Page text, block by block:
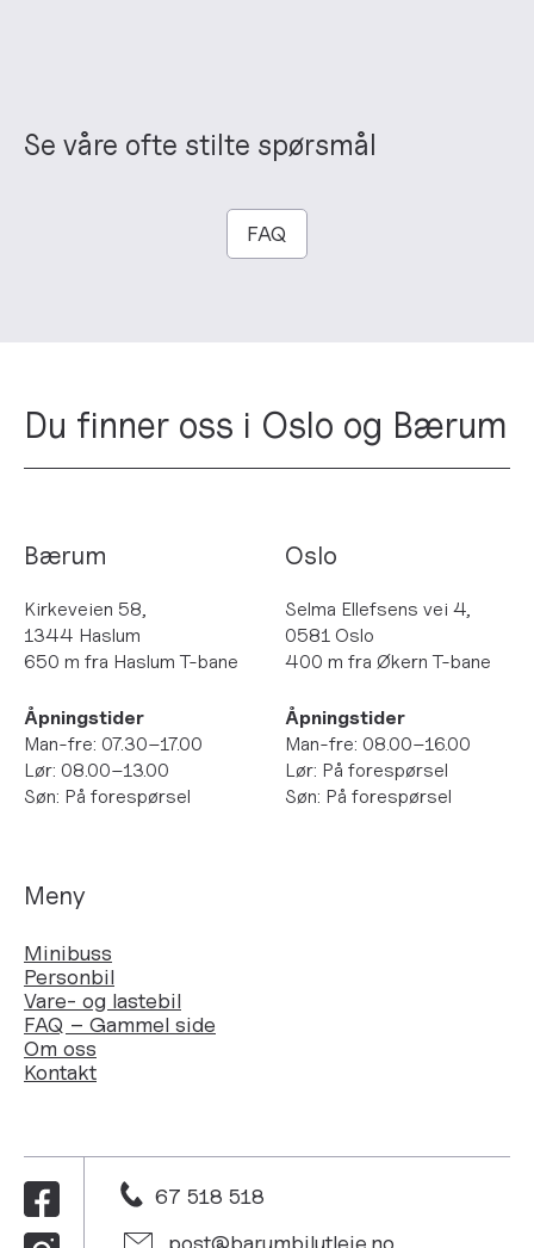
Se våre ofte stilte spørsmål
FAQ
Du finner oss i Oslo og Bærum
67 518 518
post@barumbilutleie.no
Bærum
Kirkeveien 58,
1344 Haslum
650 m fra Haslum T-bane
Åpningstider
Man-fre: 07.30–17.00
Lør: 08.00–13.00
Søn: På forespørsel
Oslo
Selma Ellefsens vei 4,
0581 Oslo
400 m fra Økern T-bane
Åpningstider
Man-fre: 08.00–16.00
Lør: På forespørsel
Søn: På forespørsel
Meny
Minibuss
Personbil
Vare- og lastebil
FAQ – Gammel side
Om oss
Kontakt